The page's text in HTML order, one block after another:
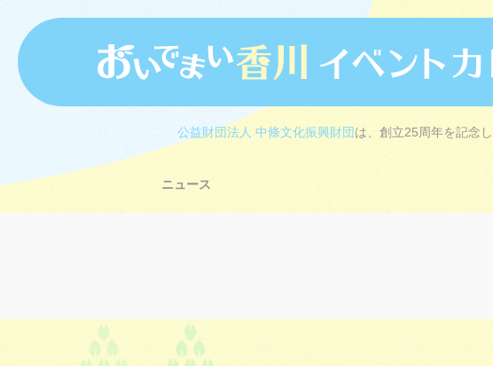
公益財団法人 中條文化振興財団は、創立25周年を記念
ニュース